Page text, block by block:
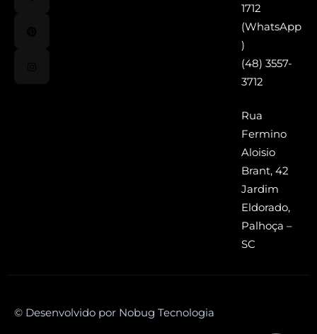
1712
(WhatsApp
)
(48) 3557-
3712
Rua
Fermino
Aloisio
Brant, 42
Jardim
Eldorado,
Palhoça –
SC
© Desenvolvido por Nobug Tecnologia